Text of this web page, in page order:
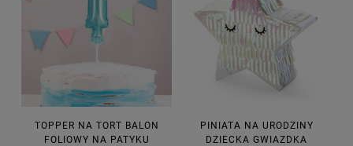
TOPPER NA TORT BALON
FOLIOWY NA PATYKU
PINIATA NA URODZINY
DZIECKA GWIAZDKA